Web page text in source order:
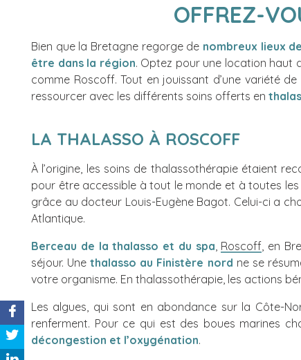
OFFREZ-
Bien que la Bretagne regorge de nombreux lieux
être dans la région. Optez pour une location haut
comme Roscoff. Tout en jouissant d’une variété
ressourcer avec les différents soins offerts en
LA THALASSO À ROSCOFF
À l’origine, les soins de thalassothérapie étaient
pour être accessible à tout le monde et à toutes
grâce au docteur Louis-Eugène Bagot. Celui-ci a
Atlantique.
Berceau de la thalasso et du spa, Roscoff, en
séjour. Unethalasso au Finistère nord ne se
votre organisme. En thalassothérapie, les actions
Les algues, qui sont en abondance sur la Côte-
renferment. Pour ce qui est des boues marines
décongestion et l’oxygénation.